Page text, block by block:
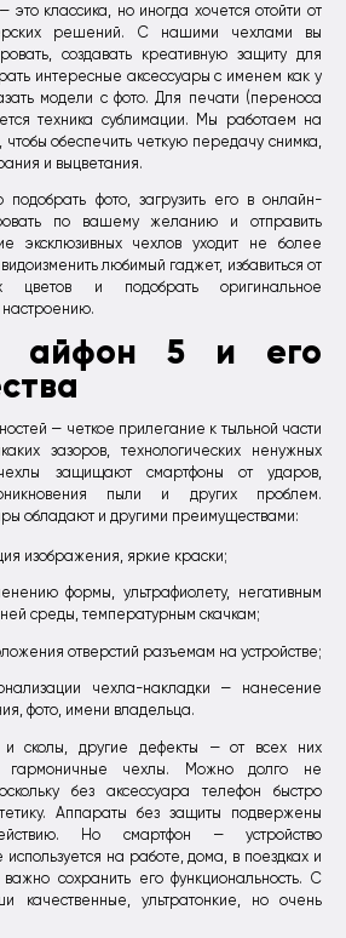
классика, но иногда хочется отойти от
решений. С нашими чехлами вы
создавать креативную защиту для
интересные аксессуары с именем как у
модели с фото. Для печати (переноса
техника сублимации. Мы работаем на
чтобы обеспечить четкую передачу снимка,
и выцветания.
подобрать фото, загрузить его в онлайн-
по вашему желанию и отправить
эксклюзивных чехлов уходит не более
любимый гаджет, избавиться от
цветов и подобрать оригинальное
айфон 5 и его
— четкое прилегание к тыльной части
зазоров, технологических ненужных
защищают смартфоны от ударов,
пыли и других проблем.
обладают и другими преимуществами:
изображения, яркие краски;
формы, ультрафиолету, негативным
среды, температурным скачкам;
отверстий разъемам на устройстве;
чехла-накладки — нанесение
фото, имени владельца.
и сколы, другие дефекты — от всех них
гармоничные чехлы. Можно долго не
без аксессуара телефон быстро
Аппараты без защиты подвержены
Но смартфон — устройство
на работе, дома, в поездках и
сохранить его функциональность. С
качественные, ультратонкие, но очень